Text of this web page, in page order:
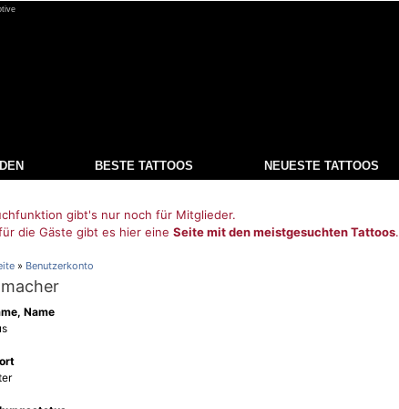
BESTE TATTOOS NEUESTE TATTOOS
gibt's nur noch für Mitglieder.
die Gäste gibt es hier eine Seite mit den meistgesuchten Tattoos.
» Benutzerkonto
Name